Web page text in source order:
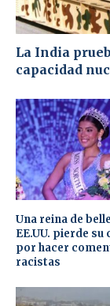
La India
capacidad
Una reina de
EE.UU. pierde su
por hacer
racistas